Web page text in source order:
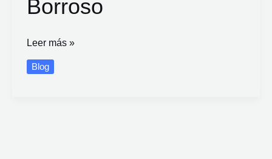
Borroso
Leer más »
Blog